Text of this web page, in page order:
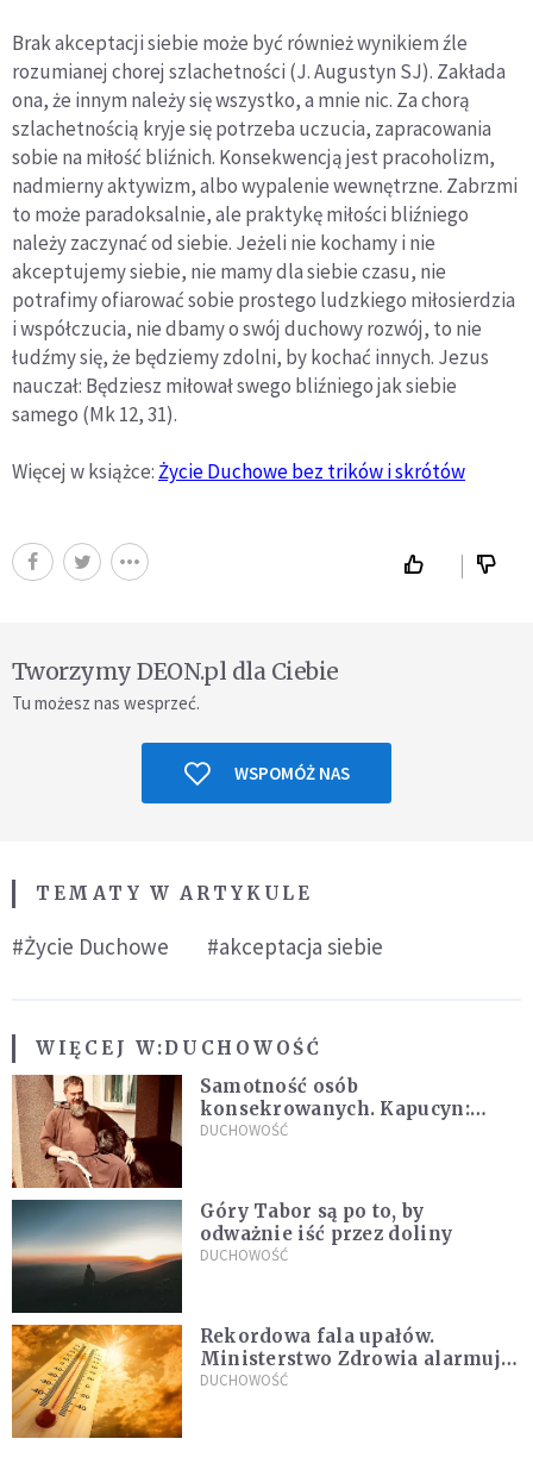
Brak akceptacji siebie może być również wynikiem źle
rozumianej chorej szlachetności (J. Augustyn SJ). Zakłada
ona, że innym należy się wszystko, a mnie nic. Za chorą
szlachetnością kryje się potrzeba uczucia, zapracowania
sobie na miłość bliźnich. Konsekwencją jest pracoholizm,
nadmierny aktywizm, albo wypalenie wewnętrzne. Zabrzmi
to może paradoksalnie, ale praktykę miłości bliźniego
należy zaczynać od siebie. Jeżeli nie kochamy i nie
akceptujemy siebie, nie mamy dla siebie czasu, nie
potrafimy ofiarować sobie prostego ludzkiego miłosierdzia
i współczucia, nie dbamy o swój duchowy rozwój, to nie
łudźmy się, że będziemy zdolni, by kochać innych. Jezus
nauczał: Będziesz miłował swego bliźniego jak siebie
samego (Mk 12, 31).
Więcej w książce:Życie Duchowe bez trików i skrótów
Tworzymy DEON.pl dla Ciebie
Tu możesz nas wesprzeć.
WSPOMÓŻ NAS
TEMATY W ARTYKULE
#Życie Duchowe #akceptacja siebie
WIĘCEJ W:DUCHOWOŚĆ
Samotność osób
konsekrowanych. Kapucyn:
Życie w pojedynkę rzadko jest
DUCHOWOŚĆ
Góry Tabor są po to, by
odważnie iść przez doliny
DUCHOWOŚĆ
Rekordowa fala upałów.
Ministerstwo Zdrowia alarmuje
po doświadczeniach z czerwca
DUCHOWOŚĆ